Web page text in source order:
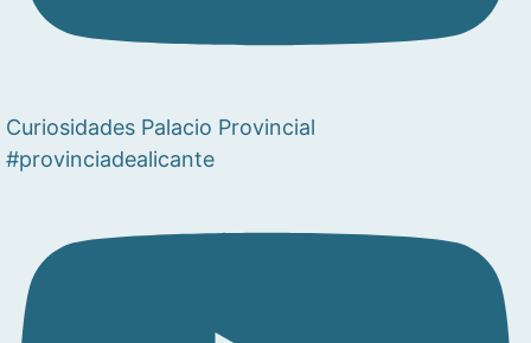
Curiosidades Palacio Provincial
#provinciadealicante